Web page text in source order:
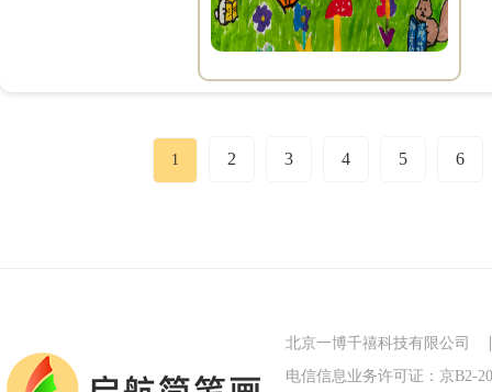
1 2 3 4 5 6
北京一博千禧科技有限公司
电信信息业务许可证：京B2-